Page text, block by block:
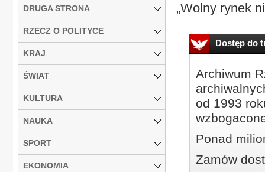
„Wolny rynek
Dostęp do
Archiwum
od 1993
Ponad
Zamów
DRUGA STRONA
RZECZ O POLITYCE
KRAJ
ŚWIAT
KULTURA
NAUKA
SPORT
EKONOMIA